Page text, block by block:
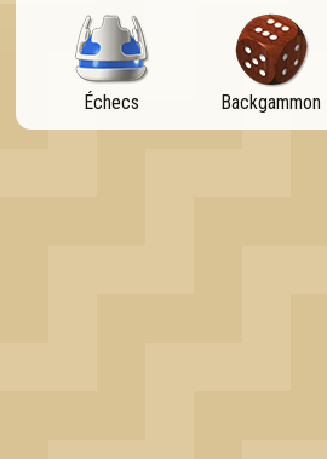
Échecs Backgammon